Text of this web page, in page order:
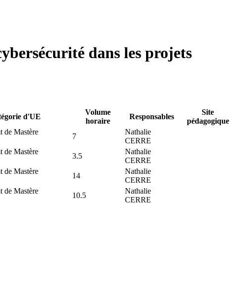
dans les projets
d'UE
Volume
horaire
Responsables
Site
pédagogique
de Mastère
7
Nathalie
CERRE
de Mastère
3.5
Nathalie
CERRE
de Mastère
14
Nathalie
CERRE
de Mastère
10.5
Nathalie
CERRE